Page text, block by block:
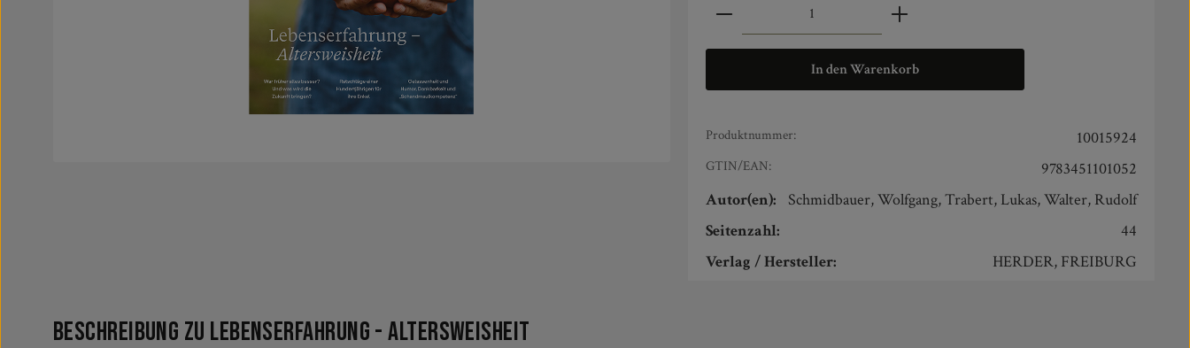
Produkt Anzahl: Gib den gewünschten Wert ein oder
In den Warenkorb
Produktnummer: 10015924
GTIN/EAN:
9783451101052
Autor(en):
Schmidbauer, Wolfgang, Trabert, Lukas, Walter, Rudolf
Seitenzahl:
44
Verlag / Hersteller:
HERDER, FREIBURG
Beschreibung zu Lebenserfahrung - Altersweisheit